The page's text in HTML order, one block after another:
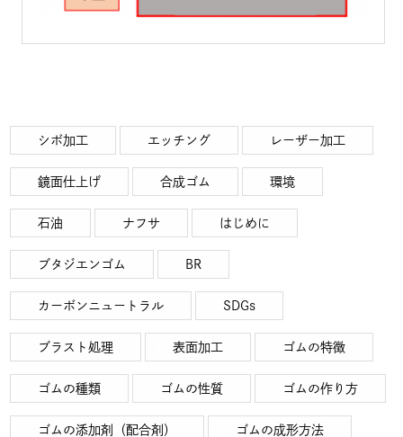
シボ加工 エッチング レーザー加工
鏡面仕上げ 合成ゴム 環境
石油 ナフサ はじめに
ブタジエンゴム BR
カーボンニュートラル SDGs
ブラスト処理 表面加工 ゴムの特徴
ゴムの種類 ゴムの性質 ゴムの作り方
ゴムの添加剤（配合剤） ゴムの成形方法